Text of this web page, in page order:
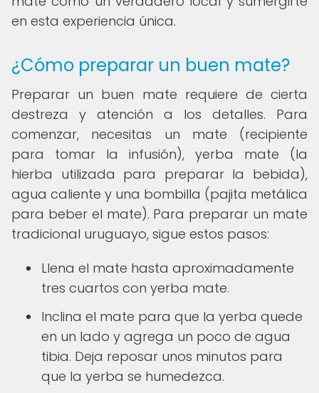
en esta experiencia única.
¿Cómo preparar un buen mate?
Preparar un buen mate requiere de cierta
destreza y atención a los detalles. Para
comenzar, necesitas un mate (recipiente
para tomar la infusión), yerba mate (la
hierba utilizada para preparar la bebida),
agua caliente y una bombilla (pajita metálica
para beber el mate). Para preparar un mate
tradicional uruguayo, sigue estos pasos:
Llena el mate hasta aproximadamente
tres cuartos con yerba mate.
Inclina el mate para que la yerba quede
en un lado y agrega un poco de agua
tibia. Deja reposar unos minutos para
que la yerba se humedezca.